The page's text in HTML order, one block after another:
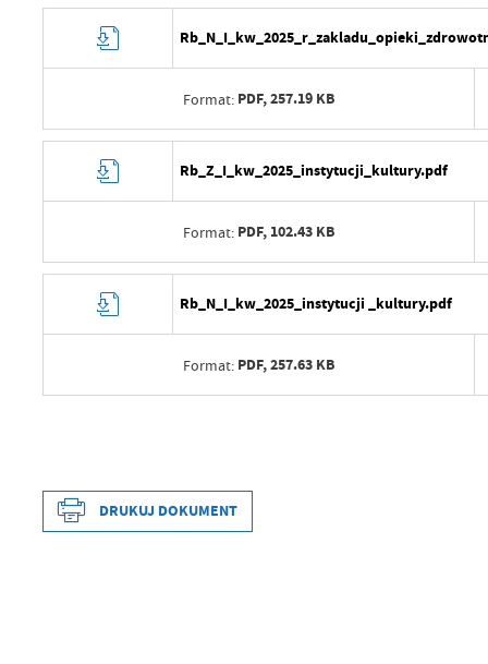
Opublikował
Data ostatniej aktualizacji
Ostatnio zaktualizował
Data opublikowania
Opublikował
Data ostatniej aktualizacji
Ostatnio zaktualizował
Format: PDF,257.19 KB
Data opublikowania
Opublikował
Data ostatniej aktualizacji
Ostatnio zaktualizował
Rb_Z_I_kw_2025_instytucji_kultury.pdf
Format: PDF, 102.43 KB
Data opublikowania
Ostatnio zaktualizował
Rb_N_I_kw_2025_instytucji _kultury.pdf
Format: PDF,257.63 KB
Data opublikowania
Data wytworzenia
DRUKUJ DOKUMENT